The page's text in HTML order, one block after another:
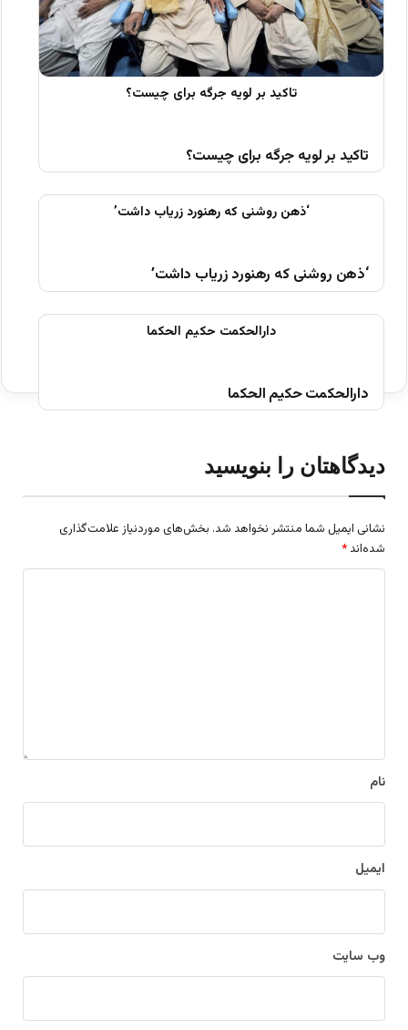
تاکید بر لویه جرگه برای چیست؟
‘ذهن روشنی که رهنورد زریاب داشت’
دارالحکمت حکیم الحکما
دیدگاهتان را بنویسید
نشانی ایمیل شما منتشر نخواهد شد. بخش‌های موردنیاز علامت‌گذاری
شده‌اند *
نام
ایمیل
وب‌ سایت